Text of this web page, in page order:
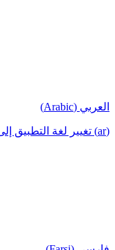
العربي (Arabic)
(ar) تغيير لغة التطبيق إلى العربية